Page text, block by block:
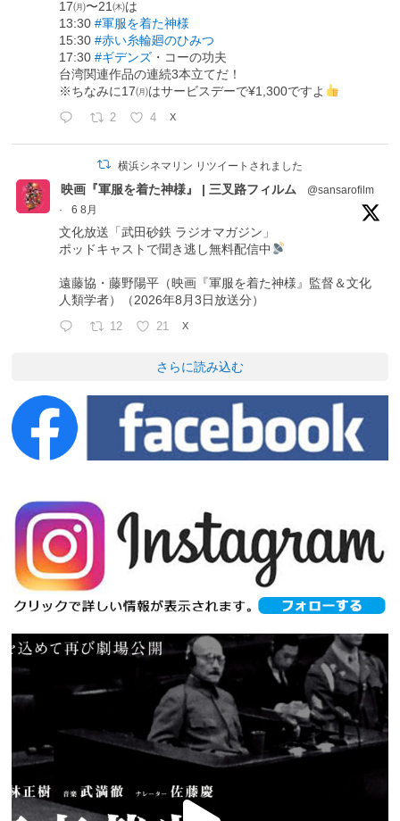
17㈪〜21㈭は
13:30#軍服を着た神様
15:30#赤い糸輪廻のひみつ
17:30#ギデンズ ・コーの功夫
台湾関連作品の連続3本立てだ！
※ちなみに17㈪はサービスデーで¥1,300ですよ
2 4 X
横浜シネマリン リツイートされました
映画『軍服を着た神様』 | 三叉路フィルム
@sansarofilm
·
6 8月
文化放送「武田砂鉄 ラジオマガジン」
ポッドキャストで聞き逃し無料配信中
遠藤協・藤野陽平（映画『軍服を着た神様』監督＆文化
人類学者）（2026年8月3日放送分）
12 21 X
さらに読み込む